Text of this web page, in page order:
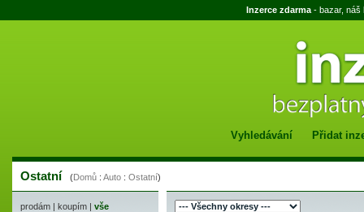
Inzerce zdarma - bazar, náš
Vyhledávání Přidat
Ostatní (Domů : Auto : Ostatní)
prodám | koupím | vše